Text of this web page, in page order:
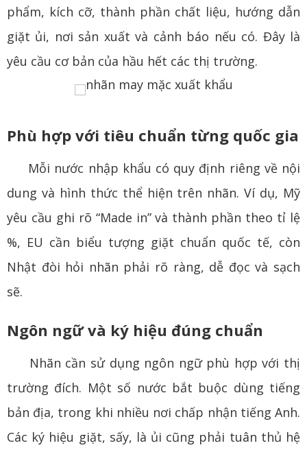
phẩm, kích cỡ, thành phần chất liệu, hướng dẫn
giặt ủi, nơi sản xuất và cảnh báo nếu có. Đây là
yêu cầu cơ bản của hầu hết các thị trường.
Phù hợp với tiêu chuẩn từng quốc gia
Mỗi nước nhập khẩu có quy định riêng về nội
dung và hình thức thể hiện trên nhãn. Ví dụ, Mỹ
yêu cầu ghi rõ “Made in” và thành phần theo tỉ lệ
%, EU cần biểu tượng giặt chuẩn quốc tế, còn
Nhật đòi hỏi nhãn phải rõ ràng, dễ đọc và sạch
sẽ.
Ngôn ngữ và ký hiệu đúng chuẩn
Nhãn cần sử dụng ngôn ngữ phù hợp với thị
trường đích. Một số nước bắt buộc dùng tiếng
bản địa, trong khi nhiều nơi chấp nhận tiếng Anh.
Các ký hiệu giặt, sấy, là ủi cũng phải tuân thủ hệ